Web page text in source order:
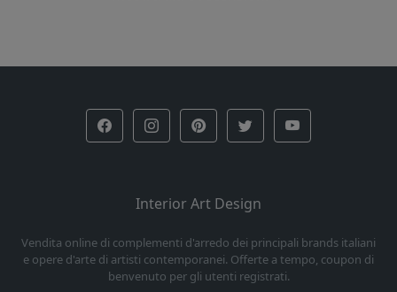
Interior Art Design
Vendita online di complementi d'arredo dei principali brands italiani
e opere d'arte di artisti contemporanei. Offerte a tempo, coupon di
benvenuto per gli utenti registrati.